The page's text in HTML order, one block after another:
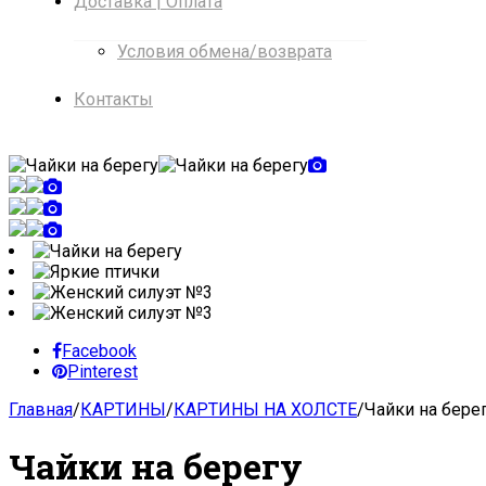
Условия обмена/возврата
Контакты
Facebook
Pinterest
Главная/КАРТИНЫ/КАРТИНЫ НА ХОЛСТЕ/Чайки на
Чайки на берегу